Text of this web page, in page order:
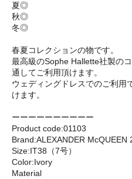
夏◎
秋◎
冬◎
春夏コレクションの物です。
最高級のSophe Hallette社製の
通してご利用頂けます。
ウェディングドレスでのご利用
けます。
ーーーーーーーーーー
Product code:01103
Brand:ALEXANDER McQUEEN
Size:IT38（7号）
Color:Ivory
Material